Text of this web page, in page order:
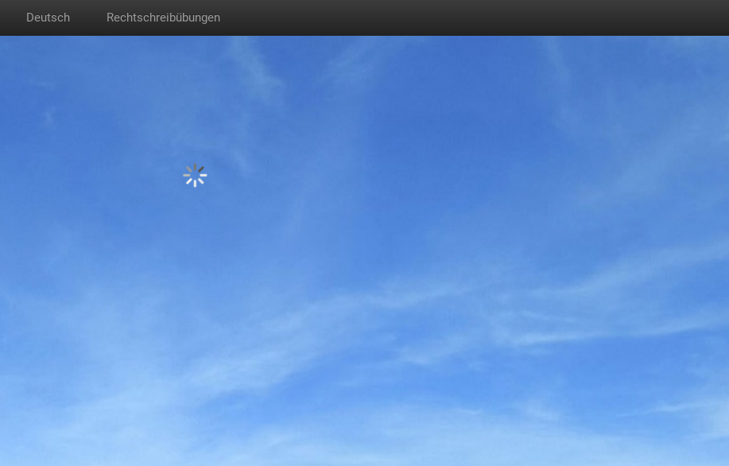
Deutsch Rechtschreibübungen